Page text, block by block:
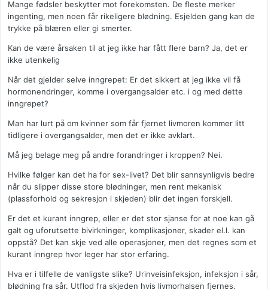
Mange fødsler beskytter mot forekomsten. De fleste merker
ingenting, men noen får rikeligere blødning. Esjelden gang kan de
trykke på blæren eller gi smerter.
Kan de være årsaken til at jeg ikke har fått flere barn? Ja, det er
ikke utenkelig
Når det gjelder selve inngrepet: Er det sikkert at jeg ikke vil få
hormonendringer, komme i overgangsalder etc. i og med dette
inngrepet?
Man har lurt på om kvinner som får fjernet livmoren kommer litt
tidligere i overgangsalder, men det er ikke avklart.
Må jeg belage meg på andre forandringer i kroppen? Nei.
Hvilke følger kan det ha for sex-livet? Det blir sannsynligvis bedre
når du slipper disse store blødninger, men rent mekanisk
(plassforhold og sekresjon i skjeden) blir det ingen forskjell.
Er det et kurant inngrep, eller er det stor sjanse for at noe kan gå
galt og uforutsette bivirkninger, komplikasjoner, skader el.l. kan
oppstå? Det kan skje ved alle operasjoner, men det regnes som et
kurant inngrep hvor leger har stor erfaring.
Hva er i tilfelle de vanligste slike? Urinveisinfeksjon, infeksjon i sår,
blødning fra sår. Utflod fra skjeden hvis livmorhalsen fjernes.